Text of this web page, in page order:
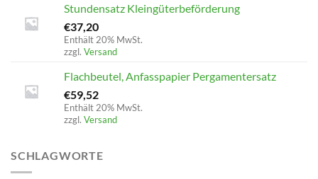
Stundensatz Kleingüterbeförderung
€37,20
Enthält 20% MwSt.
zzgl. Versand
Flachbeutel, Anfasspapier Pergamentersatz
€59,52
Enthält 20% MwSt.
zzgl. Versand
SCHLAGWORTE